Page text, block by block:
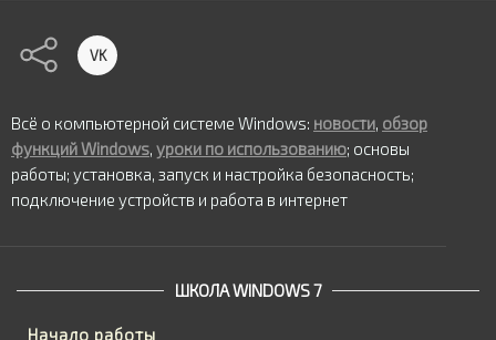
VK
Всё о компьютерной системе Windows: новости, обзор
функций Windows, уроки по использованию; основы
работы; установка, запуск и настройка безопасность;
подключение устройств и работа в интернет
ШКОЛА WINDOWS 7
Начало работы